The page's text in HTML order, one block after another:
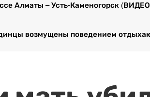
Алматы – Усть-Каменогорск
возмущены поведением